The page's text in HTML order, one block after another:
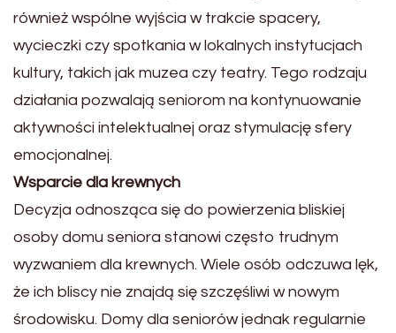
również wspólne wyjścia w trakcie spacery,
wycieczki czy spotkania w lokalnych instytucjach
kultury, takich jak muzea czy teatry. Tego rodzaju
działania pozwalają seniorom na kontynuowanie
aktywności intelektualnej oraz stymulację sfery
emocjonalnej.
Wsparcie dla krewnych
Decyzja odnosząca się do powierzenia bliskiej
osoby domu seniora stanowi często trudnym
wyzwaniem dla krewnych. Wiele osób odczuwa lęk,
że ich bliscy nie znajdą się szczęśliwi w nowym
środowisku. Domy dla seniorów jednak regularnie